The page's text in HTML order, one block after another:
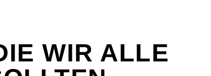
WIR ALLE